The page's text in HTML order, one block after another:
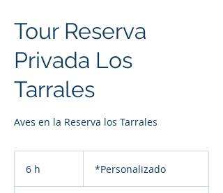
Tour Reserva
Privada Los
Tarrales
Aves en la Reserva los Tarrales
6 h *Personalizado